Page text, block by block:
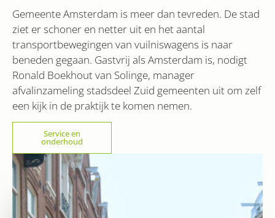
Gemeente Amsterdam is meer dan tevreden. De stad
ziet er schoner en netter uit en het aantal
transportbewegingen van vuilniswagens is naar
beneden gegaan. Gastvrij als Amsterdam is, nodigt
Ronald Boekhout van Solinge, manager
afvalinzameling stadsdeel Zuid gemeenten uit om zelf
een kijk in de praktijk te komen nemen.
Service en
onderhoud
Het slaat een
unieke waarde op
deze bij en wordt
gebruikt om
paginaweergaven
Microsoft
Corporation
.linkedin.com
1 jaar
Dit is
MSN 1st